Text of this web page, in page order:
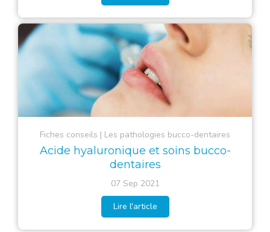
Fiches conseils Les pathologies bucco-dentaires
Acide hyaluronique et soins bucco-
dentaires
07 Sep 2021
Lire l'article